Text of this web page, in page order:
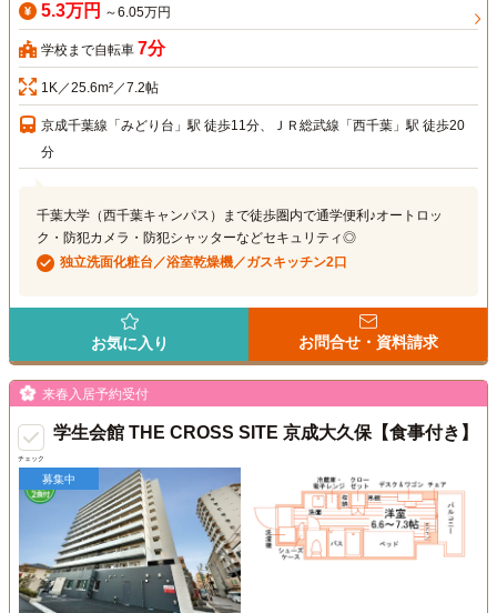
5.3万円 ～6.05万円
学校まで自転車 7分
1K／25.6m²／7.2帖
京成千葉線「みどり台」駅 徒歩11分、ＪＲ総武線「西千葉」駅 徒歩20
分
千葉大学（西千葉キャンパス）まで徒歩圏内で通学便利♪オートロッ
ク・防犯カメラ・防犯シャッターなどセキュリティ◎
独立洗面化粧台／浴室乾燥機／ガスキッチン2口
お気に入り お問合せ・資料請求
チェック
来春入居予約受付
学生会館 THE CROSS SITE 京成大久保【食事付き】
募集中